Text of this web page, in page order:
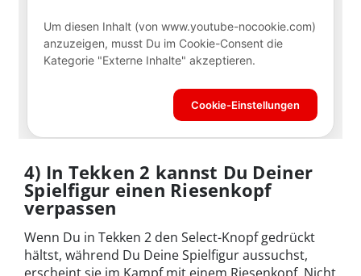
4) In Tekken 2 kannst Du Deiner
Spielfigur einen Riesenkopf
verpassen
Wenn Du in Tekken 2 den Select-Knopf gedrückt
hältst, während Du Deine Spielfigur aussuchst,